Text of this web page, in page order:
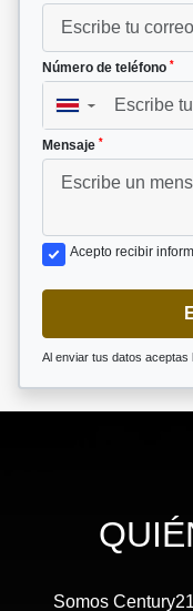
Número de teléfono *
▼
Mensaje *
Acepto recibir
Al enviar tus datos aceptas
Somos